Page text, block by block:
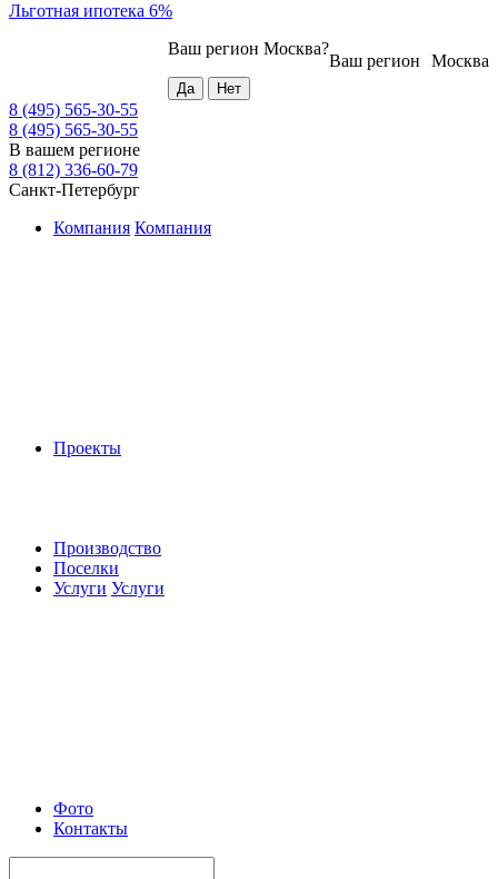
Льготная ипотека 6%
Москва
Ваш регион
Ваш регион Москва?
8 (495) 565-30-55
8 (495) 565-30-55
В вашем регионе
8 (812) 336-60-79
Санкт-Петербург
Компания Компания
Проекты
Производство
Поселки
Услуги Услуги
Фото
Контакты